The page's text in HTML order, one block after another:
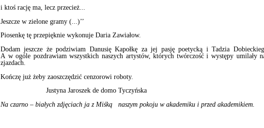
i ktoś rację ma, lecz przecież...
Jeszcze w zielone gramy (...)’’
Piosenkę tę przepięknie wykonuje Daria Zawiałow.
Dodam jeszcze że podziwiam Danusię Kapołkę za jej pasję poetycką i Tadzia
A w ogóle pozdrawiam wszystkich naszych artystów, których twórczość i występy umilały
zjazdach.
Kończę już żeby zaoszczędzić cenzorowi roboty.
Justyna Jaroszek de domo Tyczyńska
Na czarno – białych zdjęciach ja z Miśką naszym pokoju w akademiku i przed akademikiem.